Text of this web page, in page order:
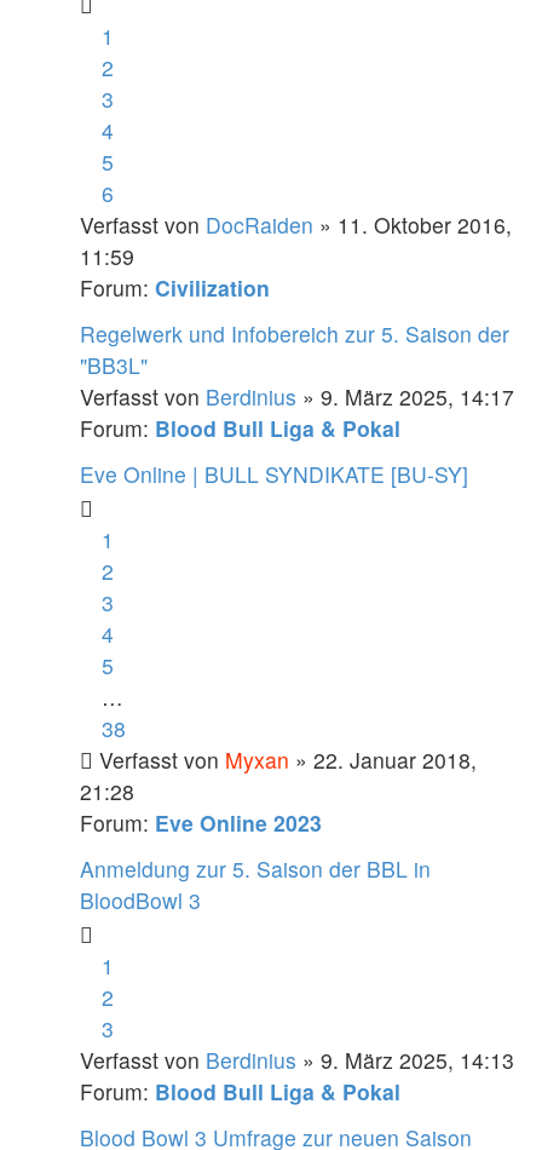
1
2
3
4
5
6
Verfasst von DocRaiden » 11. Oktober 2016,
11:59
Forum: Civilization
Regelwerk und Infobereich zur 5. Saison der
"BB3L"
Verfasst von Berdinius » 9. März 2025, 14:17
Forum: Blood Bull Liga & Pokal
Eve Online | BULL SYNDIKATE [BU-SY]
1
2
3
4
5
…
38
Verfasst von Myxan » 22. Januar 2018,
21:28
Forum: Eve Online 2023
Anmeldung zur 5. Saison der BBL in
BloodBowl 3
1
2
3
Verfasst von Berdinius » 9. März 2025, 14:13
Forum: Blood Bull Liga & Pokal
Blood Bowl 3 Umfrage zur neuen Saison